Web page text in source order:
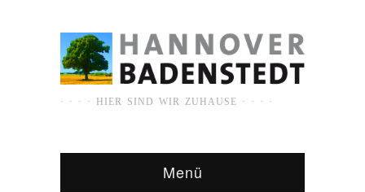
· · · · HIER SIND WIR ZUHAUSE · · · ·
Menü